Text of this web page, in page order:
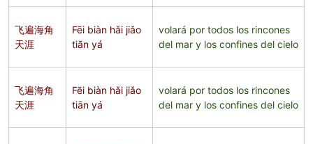
飞遍海角
天涯
Fēi biàn hǎi jiǎo
tiān yá
volará por todos los rincones
del mar y los confines del cielo
飞遍海角
天涯
Fēi biàn hǎi jiǎo
tiān yá
volará por todos los rincones
del mar y los confines del cielo